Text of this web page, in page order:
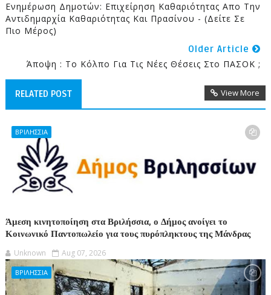
Ενημέρωση Δημοτών: Επιχείρηση Καθαριότητας Απο Την
Αντιδημαρχία Καθαριότητας Και Πρασίνου - (Δείτε Σε
Πιο Μέρος)
Older Article
Άποψη : Το Κόλπο Για Τις Νέες Θέσεις Στο ΠΑΣΟΚ ;
RELATED POST View More
ΒΡΙΛΗΣΣΙΑ
Άμεση κινητοποίηση στα Βριλήσσια, ο Δήμος ανοίγει το
Κοινωνικό Παντοπωλείο για τους πυρόπληκτους της Μάνδρας
Unknown Aug 07, 2026
ΒΡΙΛΗΣΣΙΑ